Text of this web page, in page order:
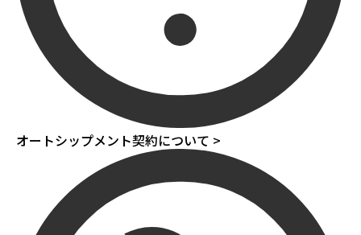
オートシップメント契約について >